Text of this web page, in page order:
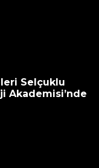
Selçuklu
Akademisi’nde